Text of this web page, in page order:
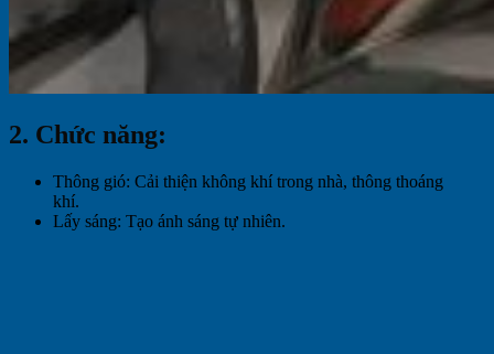
2. Chức năng:
Thông gió: Cải thiện không khí trong nhà, thông thoáng
khí.
Lấy sáng: Tạo ánh sáng tự nhiên.